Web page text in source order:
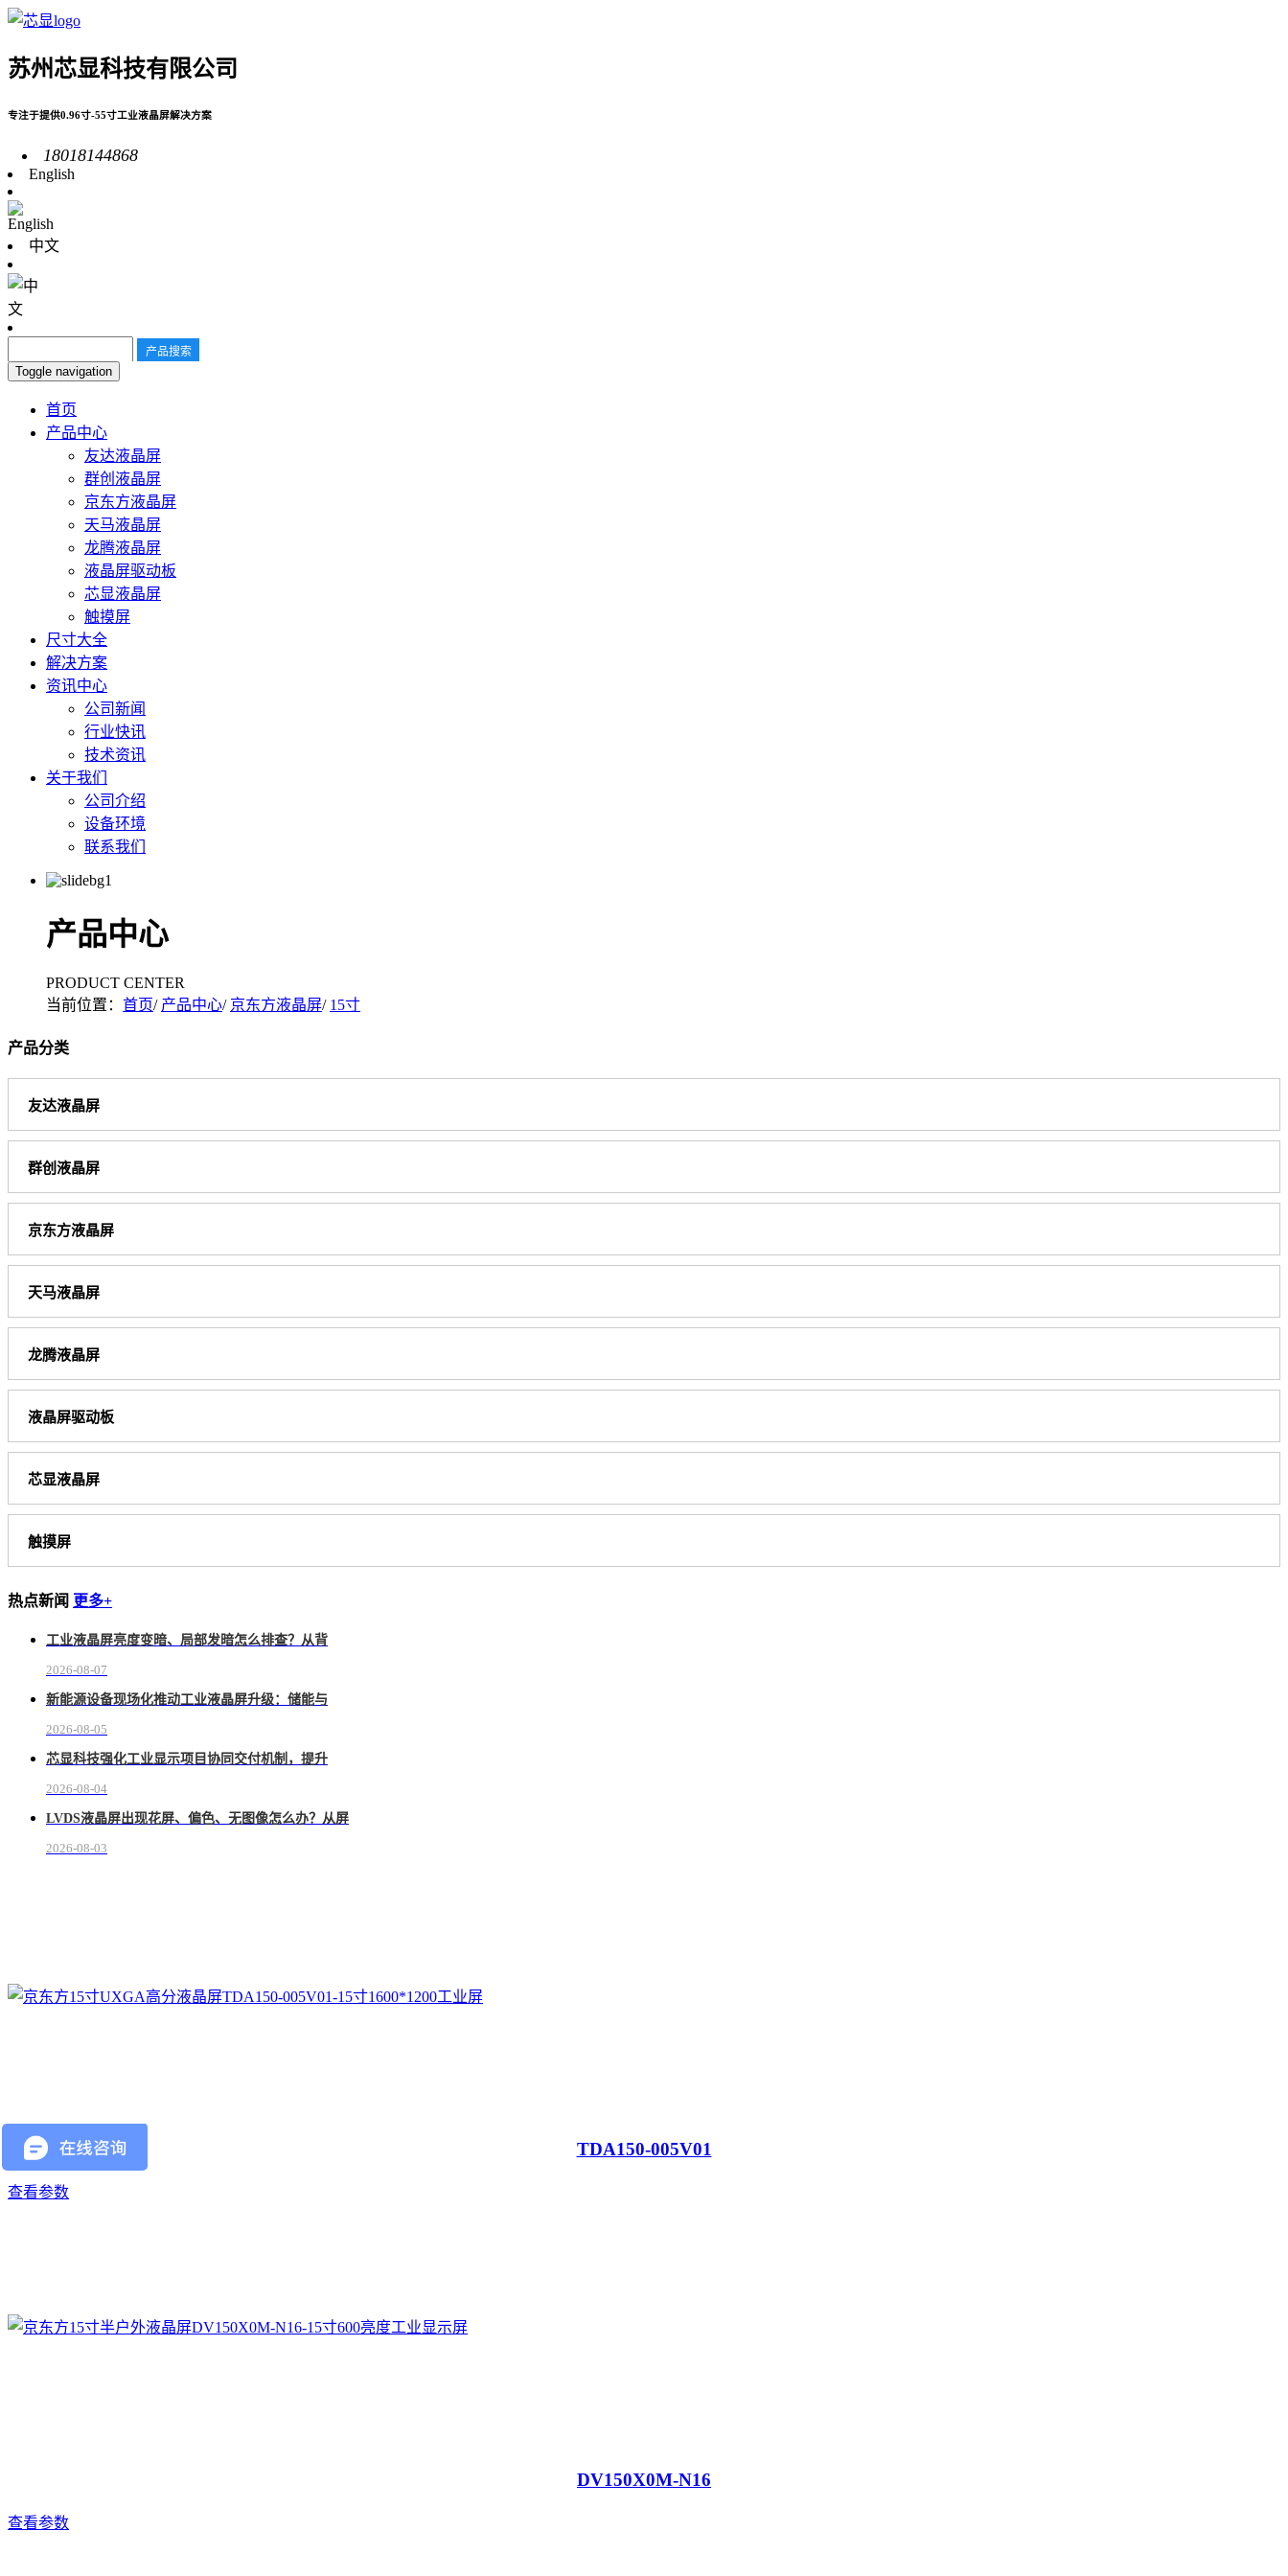
苏州芯显科技有限公司
专注于提供0.96寸-55寸工业液晶屏解决方案
18018144868
English
中文
Toggle navigation
首页
产品中心
友达液晶屏
群创液晶屏
京东方液晶屏
天马液晶屏
龙腾液晶屏
液晶屏驱动板
芯显液晶屏
触摸屏
尺寸大全
解决方案
资讯中心
公司新闻
行业快讯
技术资讯
关于我们
公司介绍
设备环境
联系我们
产品中心
PRODUCT CENTER
当前位置： 首页/ 产品中心/ 京东方液晶屏/ 15寸
产品分类
友达液晶屏
群创液晶屏
京东方液晶屏
天马液晶屏
龙腾液晶屏
液晶屏驱动板
芯显液晶屏
触摸屏
热点新闻 更多+
工业液晶屏亮度变暗、局部发暗怎么排查？从背
2026-08-07
新能源设备现场化推动工业液晶屏升级：储能与
2026-08-05
芯显科技强化工业显示项目协同交付机制，提升
2026-08-04
LVDS液晶屏出现花屏、偏色、无图像怎么办？从屏
2026-08-03
TDA150-005V01
查看参数
DV150X0M-N16
查看参数